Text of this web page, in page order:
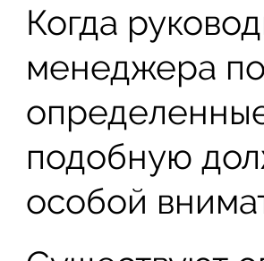
Когда
менеджера
подобную
особой